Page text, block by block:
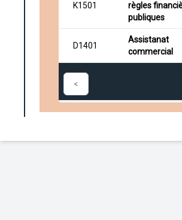
K1501
règles
publiques
D1401
Assistanat
commercial
<